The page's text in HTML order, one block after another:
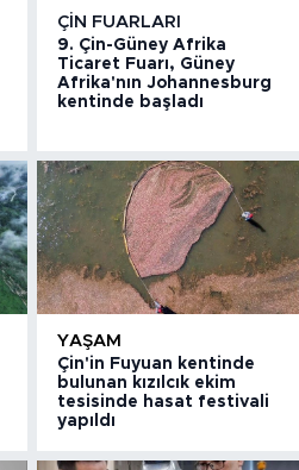
ÇIN FUARLARI
9. Çin-Güney Afrika
Ticaret Fuarı, Güney
Afrika'nın Johannesburg
kentinde başladı
YAŞAM
Çin'in Fuyuan kentinde
bulunan kızılcık ekim
tesisinde hasat festivali
yapıldı